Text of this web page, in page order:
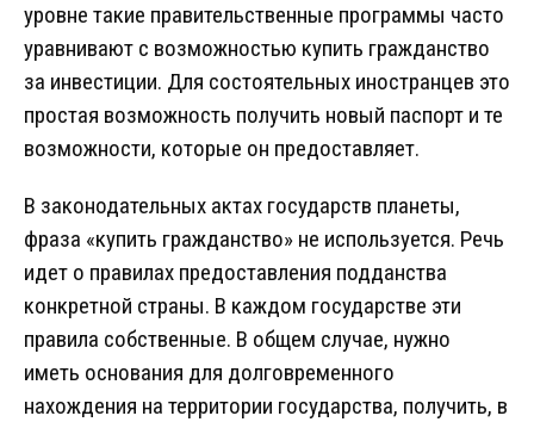
уровне такие правительственные программы часто
уравнивают с возможностью купить гражданство
за инвестиции. Для состоятельных иностранцев это
простая возможность получить новый паспорт и те
возможности, которые он предоставляет.
В законодательных актах государств планеты,
фраза «купить гражданство» не используется. Речь
идет о правилах предоставления подданства
конкретной страны. В каждом государстве эти
правила собственные. В общем случае, нужно
иметь основания для долговременного
нахождения на территории государства, получить, в